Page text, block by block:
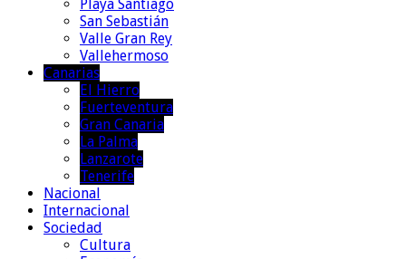
Playa Santiago
San Sebastián
Valle Gran Rey
Vallehermoso
Canarias
El Hierro
Fuerteventura
Gran Canaria
La Palma
Lanzarote
Tenerife
Nacional
Internacional
Sociedad
Cultura